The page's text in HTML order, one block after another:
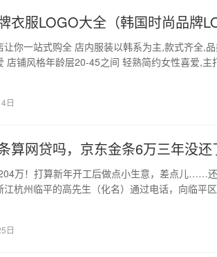
衣服LOGO大全（韩国时尚品牌
让你一站式购全 店内服装以韩系为主,款式齐全,
店铺风格年龄层20-45之间 轻熟简约女性喜爱,主
日
算网贷吗，京东金条6万三年没还
万！打算新年开工后做点小生意，差点儿……
江杭州临平的高先生（化名）通过电话，向临平
日